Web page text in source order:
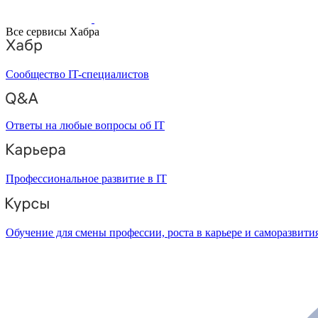
Все сервисы Хабра
Сообщество IT-специалистов
Ответы на любые вопросы об IT
Профессиональное развитие в IT
Обучение для смены профессии, роста в карьере и